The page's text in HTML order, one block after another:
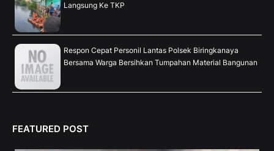
Langsung Ke TKP
Respon Cepat Personil Lantas Polsek Biringkanaya
Bersama Warga Bersihkan Tumpahan Material Bangunan
FEATURED POST